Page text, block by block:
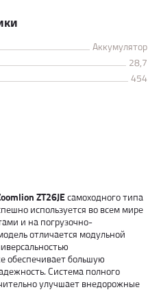
Аккумулятор
28,7
454
ZT26JEсамоходного типа
используется во всем мире
и на погрузочно-
отличается модульной
обеспечивает большую
Система полного
улучшает внедорожные